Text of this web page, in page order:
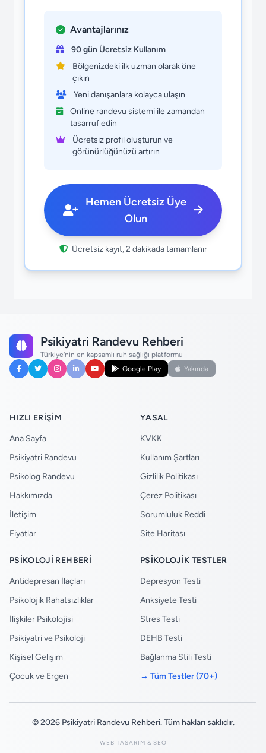
Avantajlarınız
90 gün Ücretsiz Kullanım
Bölgenizdeki ilk uzman olarak öne
çıkın
Yeni danışanlara kolayca ulaşın
Online randevu sistemi ile zamandan
tasarruf edin
Ücretsiz profil oluşturun ve
görünürlüğünüzü artırın
Hemen Ücretsiz Üye
Olun
Ücretsiz kayıt, 2 dakikada tamamlanır
Psikiyatri Randevu Rehberi
Türkiye'nin en kapsamlı ruh sağlığı platformu
Google Play
Yakında
HIZLI ERIŞIM
Ana Sayfa
Psikiyatri Randevu
Psikolog Randevu
Hakkımızda
İletişim
Fiyatlar
YASAL
KVKK
Kullanım Şartları
Gizlilik Politikası
Çerez Politikası
Sorumluluk Reddi
Site Haritası
PSIKOLOJI REHBERI
Antidepresan İlaçları
Psikolojik Rahatsızlıklar
İlişkiler Psikolojisi
Psikiyatri ve Psikoloji
Kişisel Gelişim
Çocuk ve Ergen
PSIKOLOJIK TESTLER
Depresyon Testi
Anksiyete Testi
Stres Testi
DEHB Testi
Bağlanma Stili Testi
→ Tüm Testler (70+)
© 2026 Psikiyatri Randevu Rehberi. Tüm hakları saklıdır.
WEB TASARIM & SEO